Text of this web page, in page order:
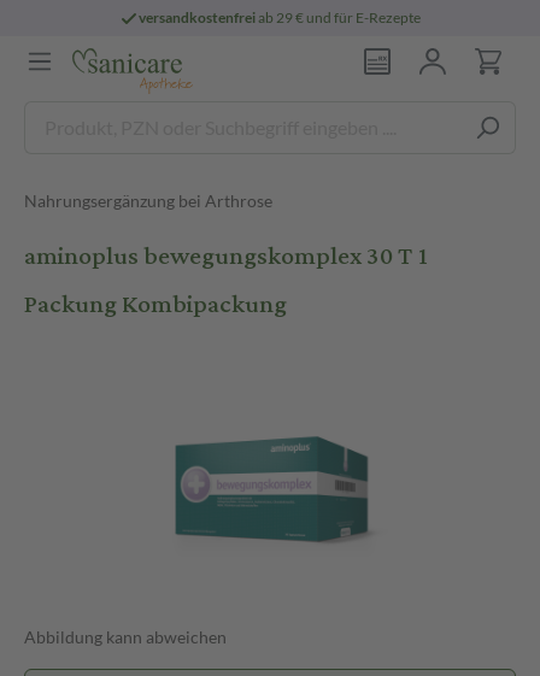
versandkostenfreiab 29 € und für E-Rezepte
Nahrungsergänzung bei Arthrose
aminoplus bewegungskomplex 30 T 1
Packung Kombipackung
Abbildung kann abweichen